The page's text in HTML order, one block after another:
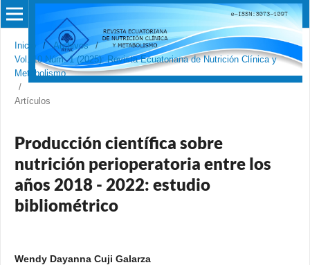
Inicio / Archivos
/
Vol. 10 Núm. 1 (2025): Revista Ecuatoriana de Nutrición Clínica y
Metabolismo
/
Artículos
Producción científica sobre
nutrición perioperatoria entre los
años 2018 - 2022: estudio
bibliométrico
Wendy Dayanna Cuji Galarza